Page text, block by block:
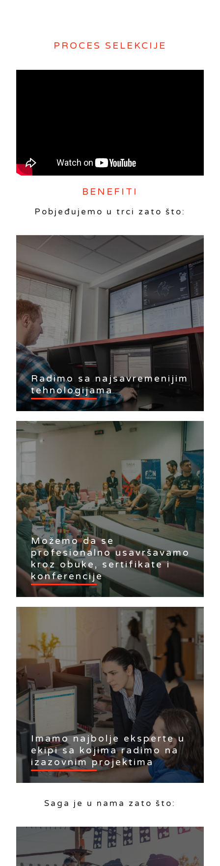
PROCES SELEKCIJE
BENEFITI
Pobjeđujemo u trci zato što:
Radimo sa najsavremenijim
tehnologijama
Možemo da se
profesionalno usavršavamo
kroz obuke, sertifikate i
konferencije
Imamo najbolje eksperte u
ekipi sa kojima radimo na
izazovnim projektima
Saga je u nama zato što: